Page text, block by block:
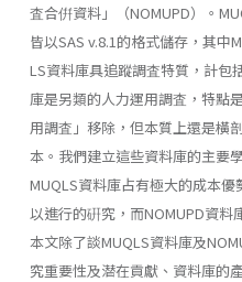
査合倂資料」（NOMUPD）。
皆以SAS v.8.1的格式儲存，其中
LS資料庫具追蹤調査特質，計包
庫是另類的人力運用調査，特點
用調査」移除，但本質上還是橫
本。我們建立這些資料庫的主要
MUQLS資料庫占有極大的成本
以進行的硏究，而NOMUPD資料
本文除了談MUQLS資料庫及
究重要性及潜在貢獻、資料庫的